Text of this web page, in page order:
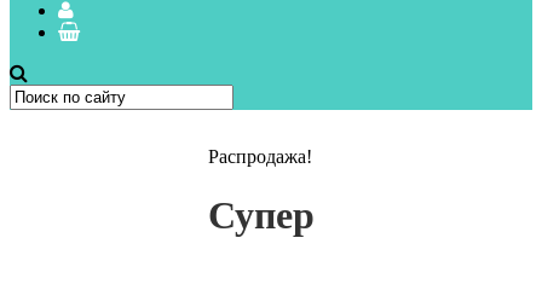
Распродажа!
Супер